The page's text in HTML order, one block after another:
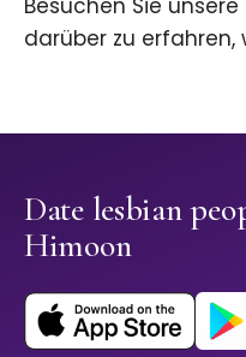
Besuchen Sie
darüber zu erfahren,
Date lesbian
Himoon